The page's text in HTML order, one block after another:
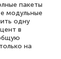
пакеты
модульные
одну
в
на